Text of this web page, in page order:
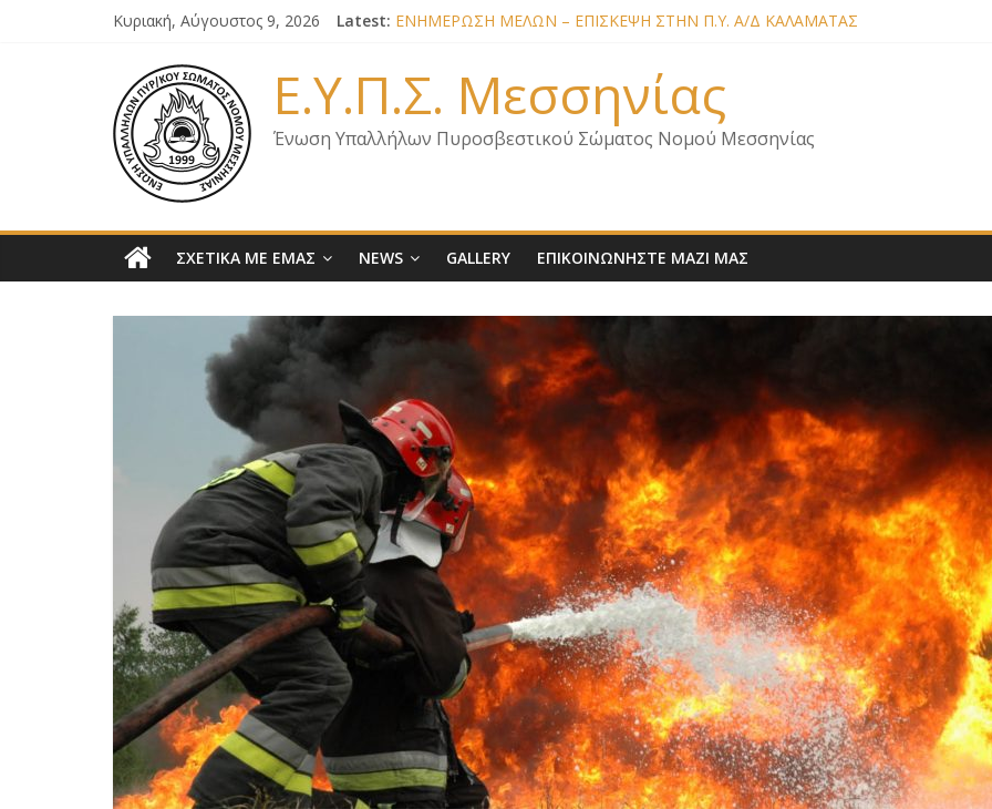
Κυριακή, Αύγουστος 9, 2026 Latest: ΕΝΗΜΕΡΩΣΗ ΜΕΛΩΝ – ΕΠΙΣΚΕΨΗ ΣΤΗΝ Π.Υ. Α/Δ ΚΑΛΑΜΑΤΑΣ
ΕΝΗΜΕΡΩΣΗ Κ. ΑΡΧΗΓΟΥ Π.Σ. ΣΧΕΤΙΚΑ ΜΕ ΟΡΓΑΝΙΚΕΣ ΘΕΣΕΙΣ ΝΟΜΟΥ
ΕΝΗΜΕΡΩΣΗ ΜΕΛΩΝ – ΕΠΙΣΚΕΨΗ ΕΝΩΣΗΣ ΣΕ ΥΠΗΡΕΣΙΕΣ ΚΑΙ ΚΛΙΜΑΚΙΑ ΤΟΥ
ΕΝΗΜΕΡΩΣΗ ΜΕΛΩΝ ΓΙΑ ΕΠΙΣΚΕΨΕΙΣ ΣΩΜΑΤΕΙΟΥ
Ε.Υ.Π.Σ. Μεσσηνίας
Ένωση Υπαλλήλων Πυροσβεστικού Σώματος Νομού Μεσσηνίας
ΣΧΕΤΙΚΑ ΜΕ ΕΜΑΣ NEWS GALLERY ΕΠΙΚΟΙΝΩΝΗΣΤΕ ΜΑΖΙ ΜΑΣ